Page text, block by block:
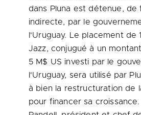
dans Pluna est détenue, de
indirecte, par le
l'Uruguay. Le placement de
Jazz, conjugué à un
5 M$ US investi par le
l'Uruguay, sera utilisé par
à bien la restructuration de
pour financer sa croissance.